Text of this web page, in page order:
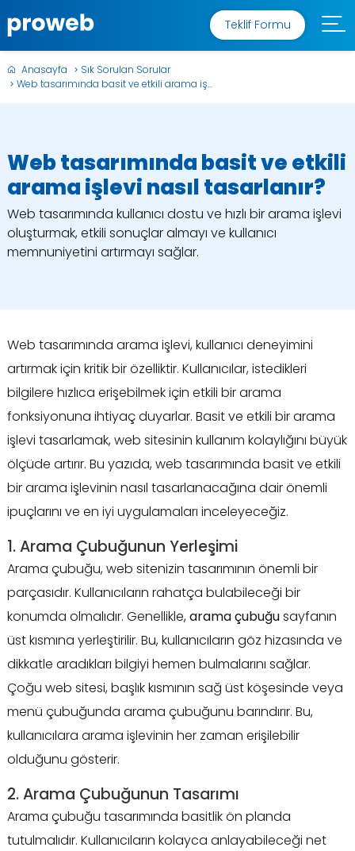
Teklif Formu
Anasayfa
Sık Sorulan Sorular
Web tasarımında basit ve etkili arama iş...
Web tasarımında basit ve etkili
arama işlevi nasıl tasarlanır?
Web tasarımında kullanıcı dostu ve hızlı bir arama işlevi
oluşturmak, etkili sonuçlar almayı ve kullanıcı
memnuniyetini artırmayı sağlar.
Web tasarımında arama işlevi, kullanıcı deneyimini
artırmak için kritik bir özelliktir. Kullanıcılar, istedikleri
bilgilere hızlıca erişebilmek için etkili bir arama
fonksiyonuna ihtiyaç duyarlar. Basit ve etkili bir arama
işlevi tasarlamak, web sitesinin kullanım kolaylığını büyük
ölçüde artırır. Bu yazıda, web tasarımında basit ve etkili
bir arama işlevinin nasıl tasarlanacağına dair önemli
ipuçlarını ve en iyi uygulamaları inceleyeceğiz.
1. Arama Çubuğunun Yerleşimi
Arama çubuğu, web sitenizin tasarımının önemli bir
parçasıdır. Kullanıcıların rahatça bulabileceği bir
konumda olmalıdır. Genellikle,arama çubuğusayfanın
üst kısmına yerleştirilir. Bu, kullanıcıların göz hizasında ve
dikkatle aradıkları bilgiyi hemen bulmalarını sağlar.
Çoğu web sitesi, başlık kısmının sağ üst köşesinde veya
menü çubuğunda arama çubuğunu barındırır. Bu,
kullanıcılara arama işlevinin her zaman erişilebilir
olduğunu gösterir.
2. Arama Çubuğunun Tasarımı
Arama çubuğu tasarımında basitlik ön planda
tutulmalıdır. Kullanıcıların kolayca anlayabileceği net